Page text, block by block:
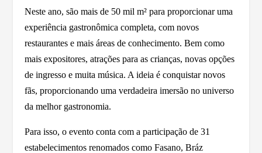
Neste ano, são mais de 50 mil m² para proporcionar uma
experiência gastronômica completa, com novos
restaurantes e mais áreas de conhecimento. Bem como
mais expositores, atrações para as crianças, novas opções
de ingresso e muita música. A ideia é conquistar novos
fãs, proporcionando uma verdadeira imersão no universo
da melhor gastronomia.
Para isso, o evento conta com a participação de 31
estabelecimentos renomados como Fasano, Bráz